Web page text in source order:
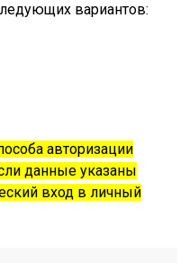
вариантов:
авторизации
данные указаны
вход в личный